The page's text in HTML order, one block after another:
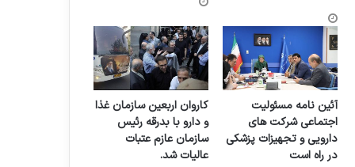
آئین نامه مسئولیت
اجتماعی شرکت های
دارویی و تجهیزات پزشکی
در راه است
کاروان اربعین سازمان غذا
و دارو با بدرقه رئیس
سازمان عازم عتبات
عالیات شد.